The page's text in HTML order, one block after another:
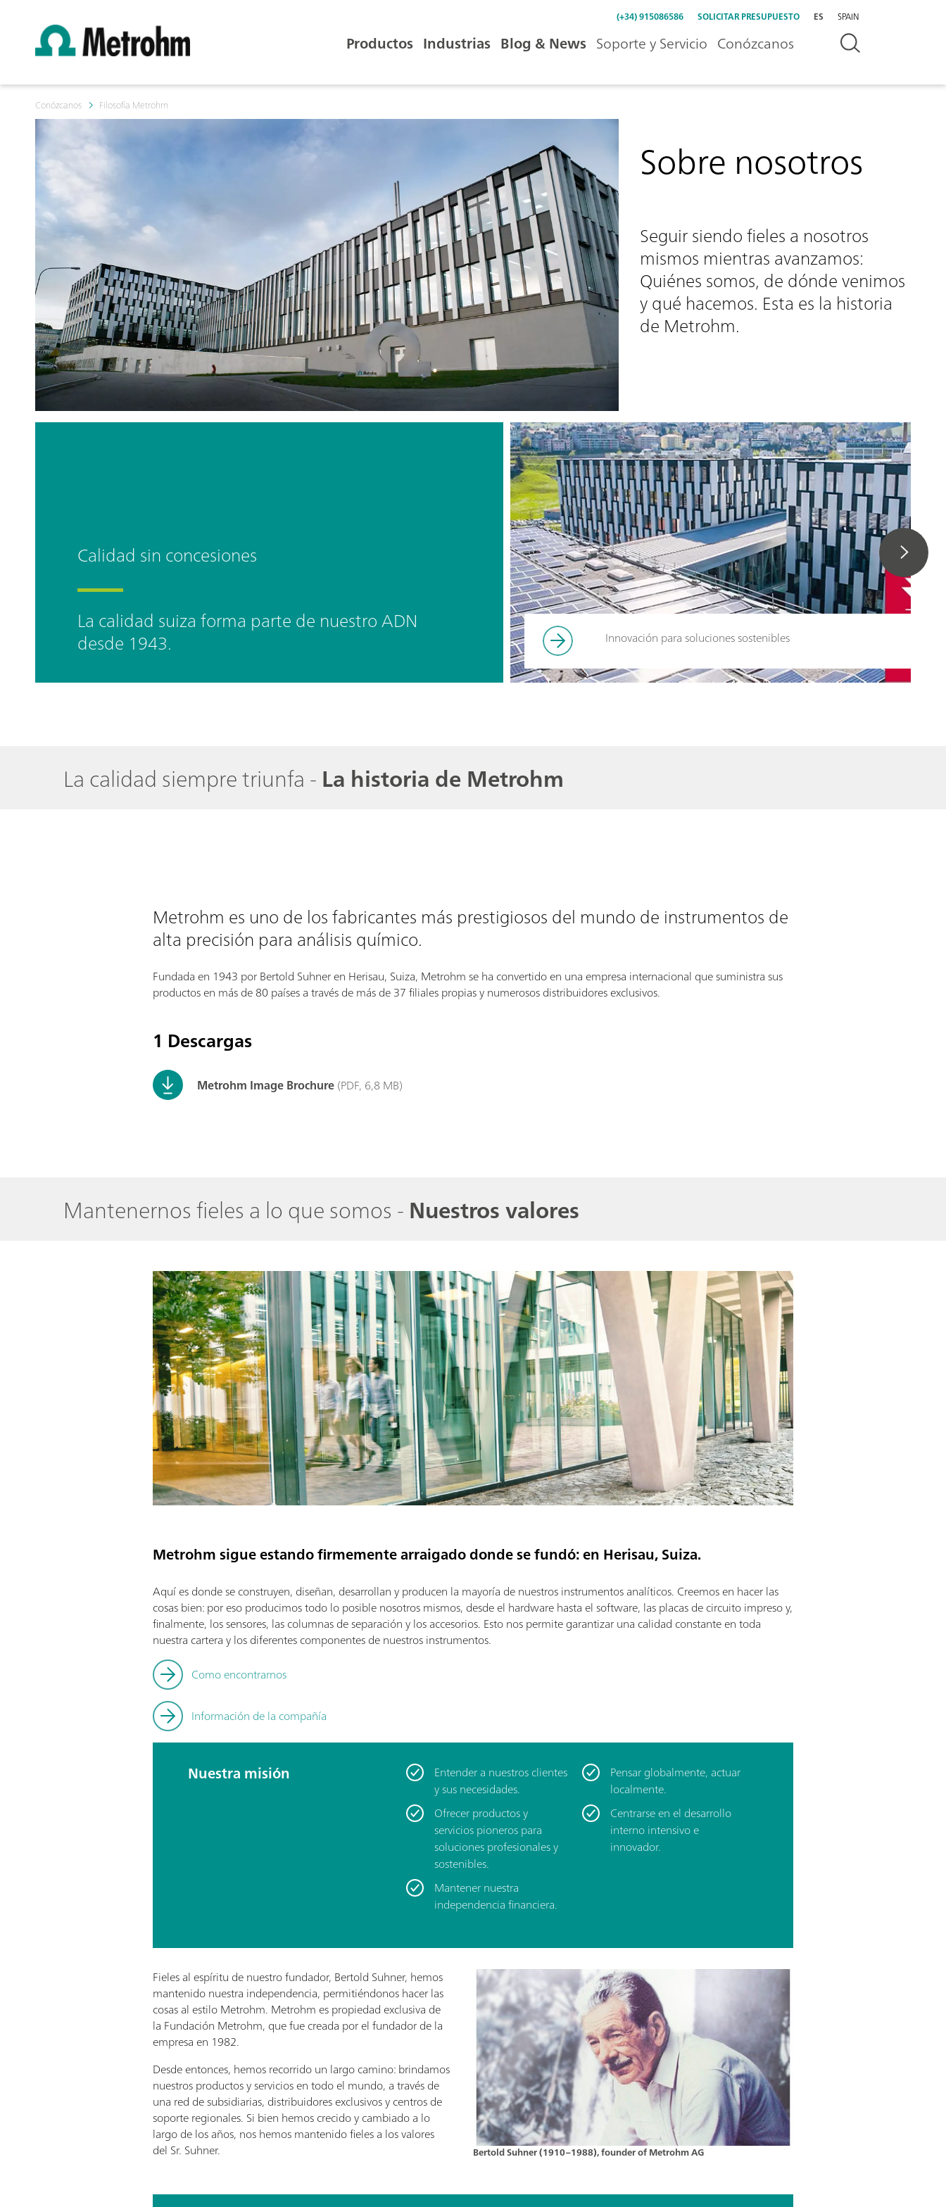
(+34) 915086586 SOLICITAR PRESUPUESTO ES SPAIN
Productos Industrias Blog & News Soporte y Servicio Conózcanos
Conózcanos Filosofía Metrohm
Sobre nosotros
Seguir siendo fieles a nosotros
mismos mientras avanzamos:
Quiénes somos, de dónde venimos
y qué hacemos. Esta es la historia
de Metrohm.
Calidad sin concesiones
La calidad suiza forma parte de nuestro ADN
desde 1943. Innovación para soluciones sostenibles
La calidad siempre triunfa -La historia de Metrohm
Metrohm es uno de los fabricantes más prestigiosos del mundo de instrumentos de
alta precisión para análisis químico.
Fundada en 1943 por Bertold Suhner en Herisau, Suiza, Metrohm se ha convertido en una empresa internacional que suministra sus
productos en más de 80 países a través de más de 37 filiales propias y numerosos distribuidores exclusivos.
1 Descargas
Metrohm Image Brochure(PDF, 6,8 MB)
Mantenernos fieles a lo que somos -Nuestros valores
Metrohm sigue estando firmemente arraigado donde se fundó: en Herisau, Suiza.
Aquí es donde se construyen, diseñan, desarrollan y producen la mayoría de nuestros instrumentos analíticos. Creemos en hacer las
cosas bien: por eso producimos todo lo posible nosotros mismos, desde el hardware hasta el software, las placas de circuito impreso y,
finalmente, los sensores, las columnas de separación y los accesorios. Esto nos permite garantizar una calidad constante en toda
nuestra cartera y los diferentes componentes de nuestros instrumentos.
Como encontrarnos
Información de la compañía
Nuestra misión
Entender a nuestros clientes
y sus necesidades.
Pensar globalmente, actuar
localmente.
Ofrecer productos y
servicios pioneros para
soluciones profesionales y
sostenibles.
Centrarse en el desarrollo
interno intensivo e
innovador.
Mantener nuestra
independencia financiera.
Bertold Suhner (1910–1988), founder of Metrohm AG
Fieles al espíritu de nuestro fundador, Bertold Suhner, hemos
mantenido nuestra independencia, permitiéndonos hacer las
cosas al estilo Metrohm. Metrohm es propiedad exclusiva de
la Fundación Metrohm, que fue creada por el fundador de la
empresa en 1982.
Desde entonces, hemos recorrido un largo camino: brindamos
nuestros productos y servicios en todo el mundo, a través de
una red de subsidiarias, distribuidores exclusivos y centros de
soporte regionales. Si bien hemos crecido y cambiado a lo
largo de los años, nos hemos mantenido fieles a los valores
del Sr. Suhner.